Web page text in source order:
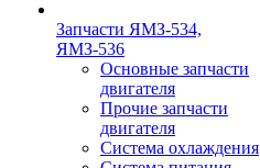
Запчасти ЯМЗ-534,
ЯМЗ-536
Основные запчасти
двигателя
Прочие запчасти
двигателя
Система охлаждения